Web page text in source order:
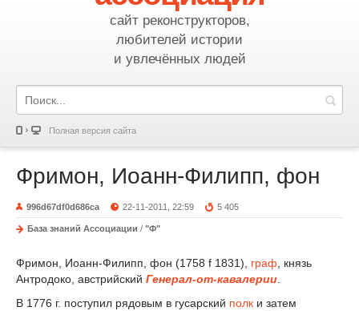
сайт реконструкторов,
любителей истории
и увлечённых людей
Полная версия сайта
Фримон, Иоанн-Филипп, фон
996d67df0d686ca 22-11-2011, 22:59 5 405
База знаний Ассоциации / "Ф"
Фримон, Иоанн-Филипп, фон (1758 f 1831), граф , князь
Антродоко, австрийский Генерал-от-кавалерии
В 1776 г. поступил рядовым в гусарский полк и затем